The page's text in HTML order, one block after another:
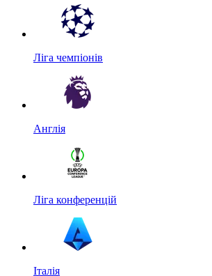
Ліга чемпіонів
Англія
Ліга конференцій
Італія